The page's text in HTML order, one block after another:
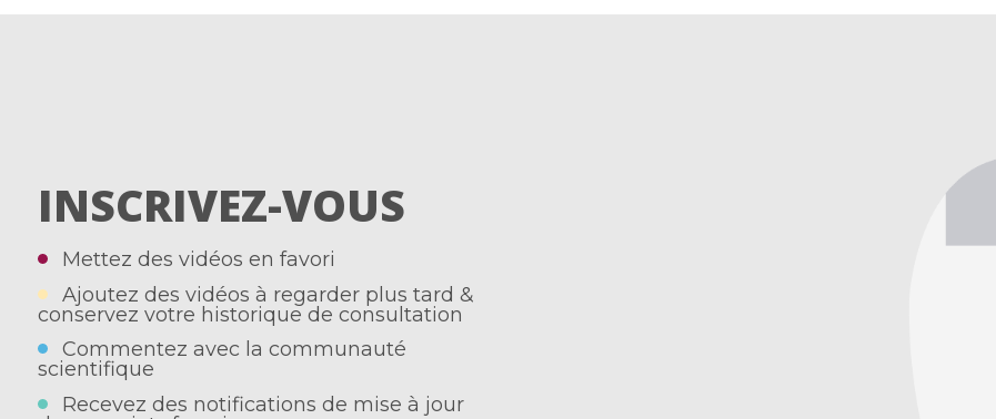
INSCRIVEZ-VOUS
Mettez des vidéos en favori
Ajoutez des vidéos à regarder plus tard &
conservez votre historique de consultation
Commentez avec la communauté
scientifique
Recevez des notifications de mise à jour